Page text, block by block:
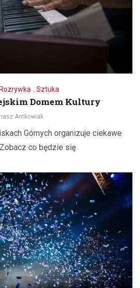
Rozrywka , Sztuka
Domem Kultury
Antkowiak
Górnych organizuje ciekawe
co będzie się